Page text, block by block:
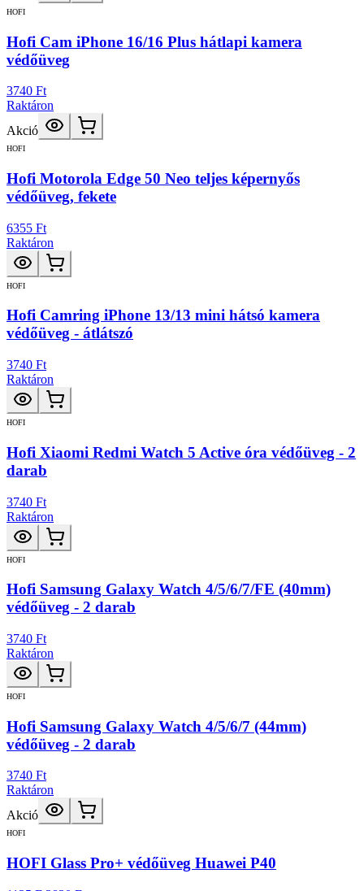
HOFI
Hofi Cam iPhone 16/16 Plus hátlapi kamera
védőüveg
3740 Ft
Raktáron
Akció
HOFI
Hofi Motorola Edge 50 Neo teljes képernyős
védőüveg, fekete
6355 Ft
Raktáron
HOFI
Hofi Camring iPhone 13/13 mini hátsó kamera
védőüveg - átlátszó
3740 Ft
Raktáron
HOFI
Hofi Xiaomi Redmi Watch 5 Active óra védőüveg - 2
darab
3740 Ft
Raktáron
HOFI
Hofi Samsung Galaxy Watch 4/5/6/7/FE (40mm)
védőüveg - 2 darab
3740 Ft
Raktáron
HOFI
Hofi Samsung Galaxy Watch 4/5/6/7 (44mm)
védőüveg - 2 darab
3740 Ft
Raktáron
Akció
HOFI
HOFI Glass Pro+ védőüveg Huawei P40